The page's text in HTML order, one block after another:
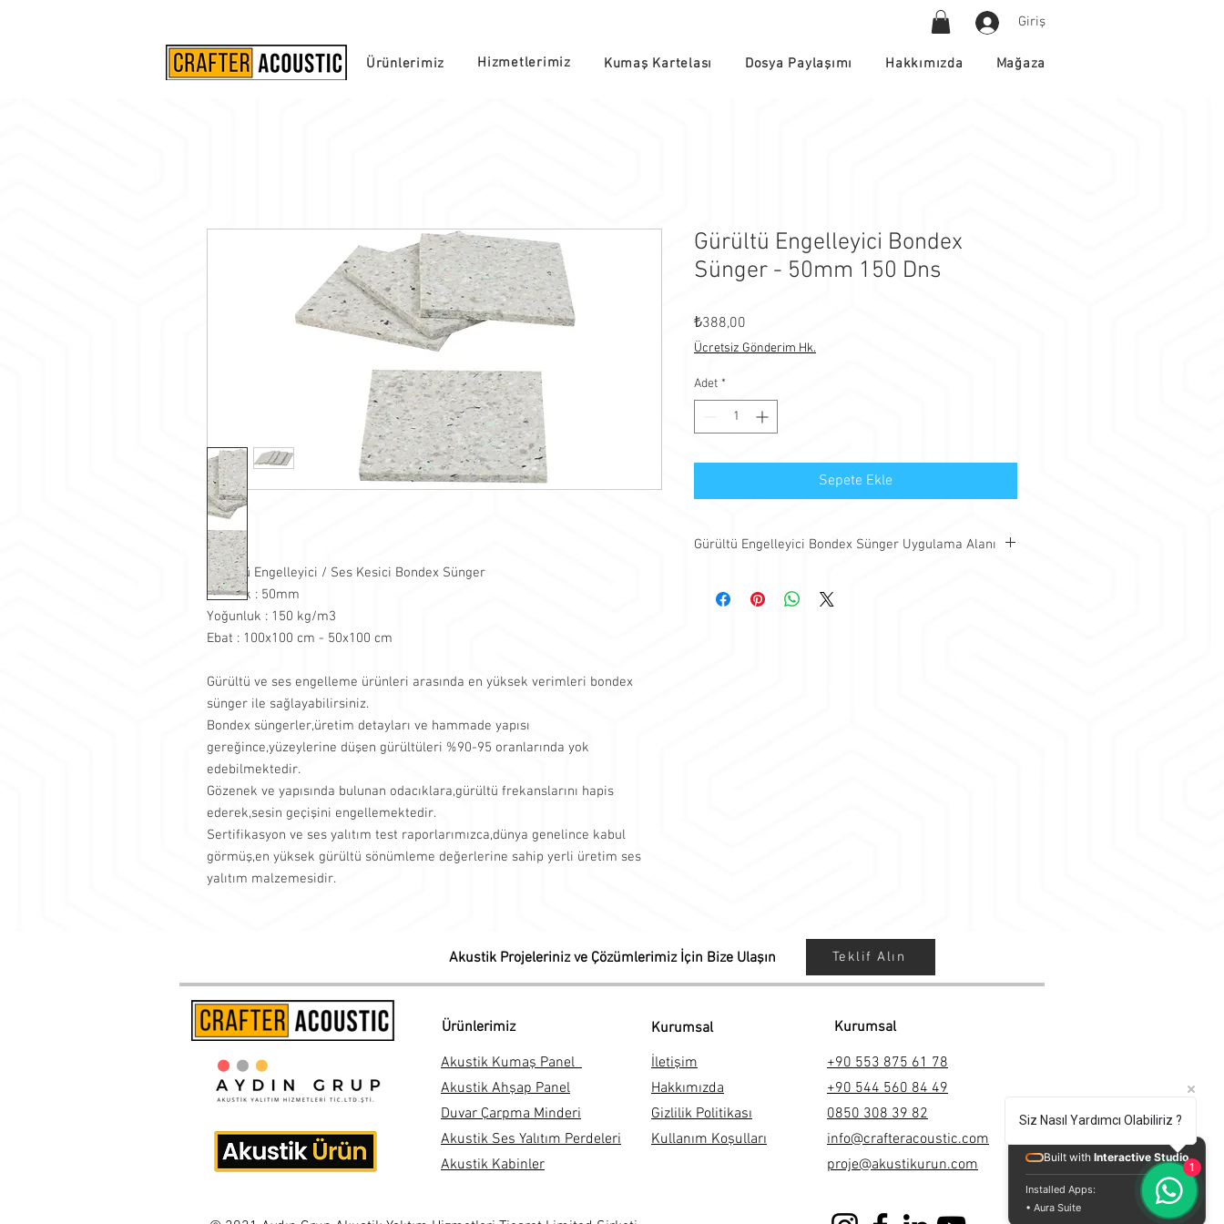
Giriş
Ürünlerimiz Hizmetlerimiz Kumaş Kartelası Dosya Paylaşımı Hakkımızda Mağaza
Gürültü Engelleyici / Ses Kesici Bondex Sünger
Kalınlık : 50mm
Yoğunluk : 150 kg/m3
Ebat : 100x100 cm - 50x100 cm
Gürültü ve ses engelleme ürünleri arasında en yüksek verimleri bondex
sünger ile sağlayabilirsiniz.
Bondex süngerler,üretim detayları ve hammade yapısı
gereğince,yüzeylerine düşen gürültüleri %90-95 oranlarında yok
edebilmektedir.
Gözenek ve yapısında bulunan odacıklara,gürültü frekanslarını hapis
ederek,sesin geçişini engellemektedir.
Sertifikasyon ve ses yalıtım test raporlarımızca,dünya genelince kabul
görmüş,en yüksek gürültü sönümleme değerlerine sahip yerli üretim ses
yalıtım malzemesidir.
Gürültü Engelleyici Bondex
Sünger - 50mm 150 Dns
₺388,00
Ücretsiz Gönderim Hk.
Adet *
Sepete Ekle
Gürültü Engelleyici Bondex Sünger Uygulama Alanı
süngerler,gürültülerin alana girişlerini veya alandan
Akustik Projeleriniz ve Çözümlerimiz İçin Bize Ulaşın Teklif Alın
Ürünlerimiz
Akustik Kumaş Panel
Akustik Ahşap Panel
Duvar Çarpma Minderi
Akustik Ses Yalıtım Perdeleri
Akustik Kabinler
Kurumsal
İletişim
Hakkımızda
Gizlilik Politikası
Kullanım Koşulları
Kurumsal
+90 553 875 61 78
+90 544 560 84 49
0850 308 39 82
info@crafteracoustic.com
proje@akustikurun.com
Siz Nasıl Yardımcı Olabiliriz ?
1
Built with Interactive Studio
Installed Apps:
• Aura Suite